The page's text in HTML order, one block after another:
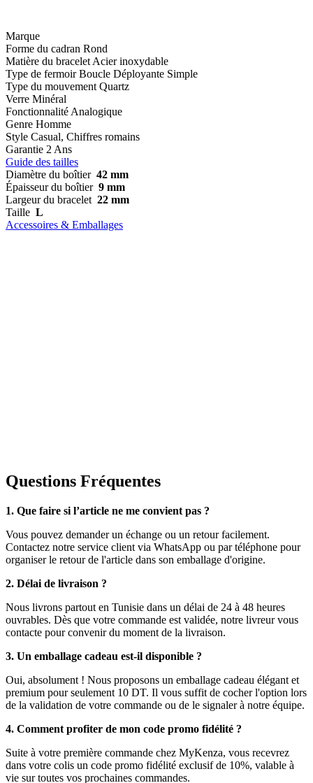
Marque
Forme du cadran Rond
Matière du bracelet Acier inoxydable
Type de fermoir Boucle Déployante Simple
Type du mouvement Quartz
Verre Minéral
Fonctionnalité Analogique
Genre Homme
Style Casual, Chiffres romains
Garantie 2 Ans
Guide des tailles
Diamètre du boîtier 42 mm
Épaisseur du boîtier 9 mm
Largeur du bracelet 22 mm
Taille L
Accessoires & Emballages
Questions Fréquentes
1. Que faire si l’article ne me convient pas ?
Vous pouvez demander un échange ou un retour facilement.
Contactez notre service client via WhatsApp ou par téléphone pour
organiser le retour de l'article dans son emballage d'origine.
2. Délai de livraison ?
Nous livrons partout en Tunisie dans un délai de 24 à 48 heures
ouvrables. Dès que votre commande est validée, notre livreur vous
contacte pour convenir du moment de la livraison.
3. Un emballage cadeau est-il disponible ?
Oui, absolument ! Nous proposons un emballage cadeau élégant et
premium pour seulement 10 DT. Il vous suffit de cocher l'option lors
de la validation de votre commande ou de le signaler à notre équipe.
4. Comment profiter de mon code promo fidélité ?
Suite à votre première commande chez MyKenza, vous recevrez
dans votre colis un code promo fidélité exclusif de 10%, valable à
vie sur toutes vos prochaines commandes.